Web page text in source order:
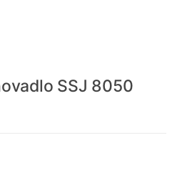
SSJ 8050